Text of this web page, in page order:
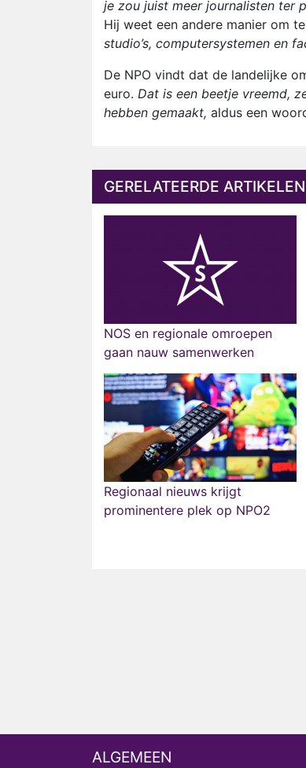
je zou juist meer journalisten ter
Hij weet een andere manier om
studio’s, computersystemen en
De NPO vindt dat de landelijke
euro. Dat is een beetje vreemd,
hebben gemaakt, aldus een
GERELATEERDE ARTIKELEN
NOS en regionale omroepen
gaan nauw samenwerken
Regionaal nieuws krijgt
prominentere plek op NPO2
ALGEMEEN